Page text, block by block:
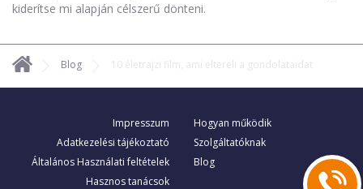
kiderítse mi alapján célszerű dönteni.
Blog 10 életrajzi film, ami eltereli a gondolataidat
Impresszum
Adatkezelési tájékoztató
Általános Használati feltételek
Hasznos tanácsok
Hogyan működik
Szolgáltatóknak
Blog